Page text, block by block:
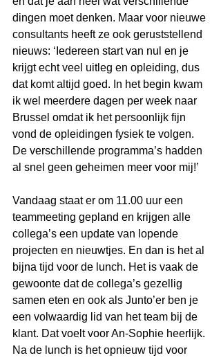
dingen moet denken. Maar voor nieuwe
consultants heeft ze ook geruststellend
nieuws: ‘Iedereen start van nul en je
krijgt echt veel uitleg en opleiding, dus
dat komt altijd goed. In het begin kwam
ik wel meerdere dagen per week naar
Brussel omdat ik het persoonlijk fijn
vond de opleidingen fysiek te volgen.
De verschillende programma’s hadden
al snel geen geheimen meer voor mij!’
Vandaag staat er om 11.00 uur een
teammeeting gepland en krijgen alle
collega’s een update van lopende
projecten en nieuwtjes. En dan is het al
bijna tijd voor de lunch. Het is vaak de
gewoonte dat de collega’s gezellig
samen eten en ook als Junto’er ben je
een volwaardig lid van het team bij de
klant. Dat voelt voor An-Sophie heerlijk.
Na de lunch is het opnieuw tijd voor